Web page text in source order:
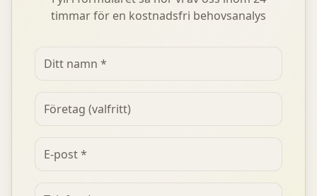
timmar för en kostnadsfri behovsanalys